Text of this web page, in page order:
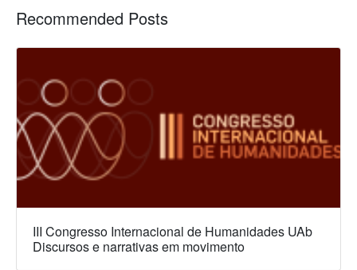
Recommended Posts
III Congresso Internacional de Humanidades UAb
Discursos e narrativas em movimento